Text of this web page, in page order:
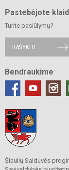
Pastebėjote
Turite pasiūlymų?
RAŠYKITE
Bendraukime
Šiaulių Salduvės